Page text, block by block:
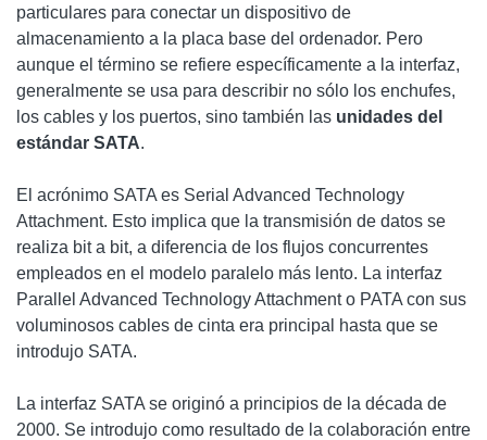
particulares para conectar un dispositivo de
almacenamiento a la placa base del ordenador. Pero
aunque el término se refiere específicamente a la interfaz,
generalmente se usa para describir no sólo los enchufes,
los cables y los puertos, sino también las unidades del
estándar SATA.
El acrónimo SATA es Serial Advanced Technology
Attachment. Esto implica que la transmisión de datos se
realiza bit a bit, a diferencia de los flujos concurrentes
empleados en el modelo paralelo más lento. La interfaz
Parallel Advanced Technology Attachment o PATA con sus
voluminosos cables de cinta era principal hasta que se
introdujo SATA.
La interfaz SATA se originó a principios de la década de
2000. Se introdujo como resultado de la colaboración entre